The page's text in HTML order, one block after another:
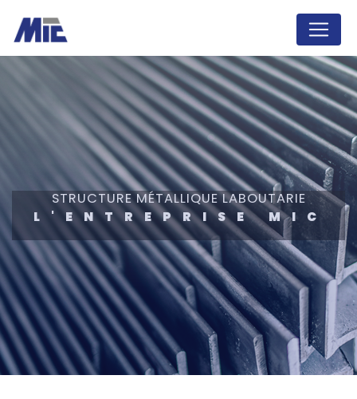
STRUCTURE MÉTALLIQUE LABOUTARIE
L'ENTREPRISE MIC